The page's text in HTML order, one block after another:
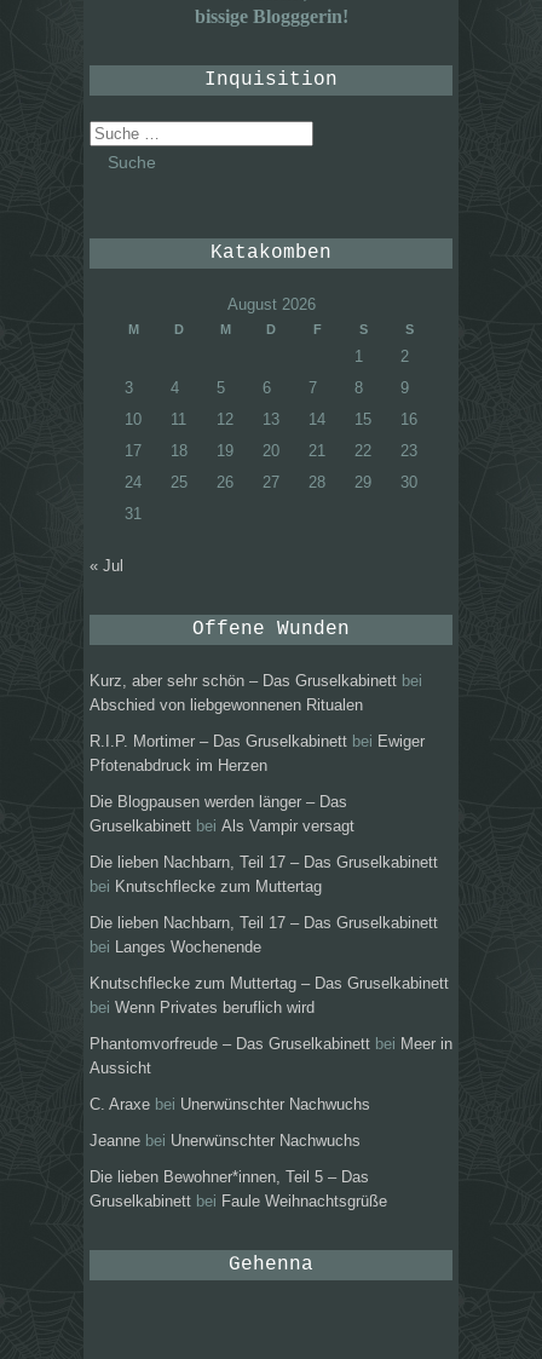
bissige Blogggerin!
Inquisition
Suche
nach:
Katakomben
August 2026
M D M D F S S
1
2
3
4 5 6 7 8
9
10
11 12 13 14 15
16
17
18 19 20 21 22
23
24
25 26 27 28 29
30
31
« Jul
Offene Wunden
Kurz, aber sehr schön – Das Gruselkabinett bei
Abschied von liebgewonnenen Ritualen
R.I.P. Mortimer – Das Gruselkabinett bei Ewiger
Pfotenabdruck im Herzen
Die Blogpausen werden länger – Das
Gruselkabinett bei Als Vampir versagt
Die lieben Nachbarn, Teil 17 – Das Gruselkabinett
bei Knutschflecke zum Muttertag
Die lieben Nachbarn, Teil 17 – Das Gruselkabinett
bei
Langes Wochenende
Knutschflecke zum Muttertag – Das Gruselkabinett
bei Wenn Privates beruflich wird
Phantomvorfreude – Das Gruselkabinett bei Meer in
Aussicht
C. Araxe bei Unerwünschter Nachwuchs
Jeanne bei Unerwünschter Nachwuchs
Die lieben Bewohner*innen, Teil 5 – Das
Gruselkabinett bei Faule Weihnachtsgrüße
Gehenna